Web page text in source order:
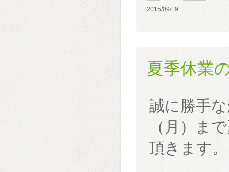
2015/09/19
夏季休業
誠に勝手
（月）ま
頂きます。